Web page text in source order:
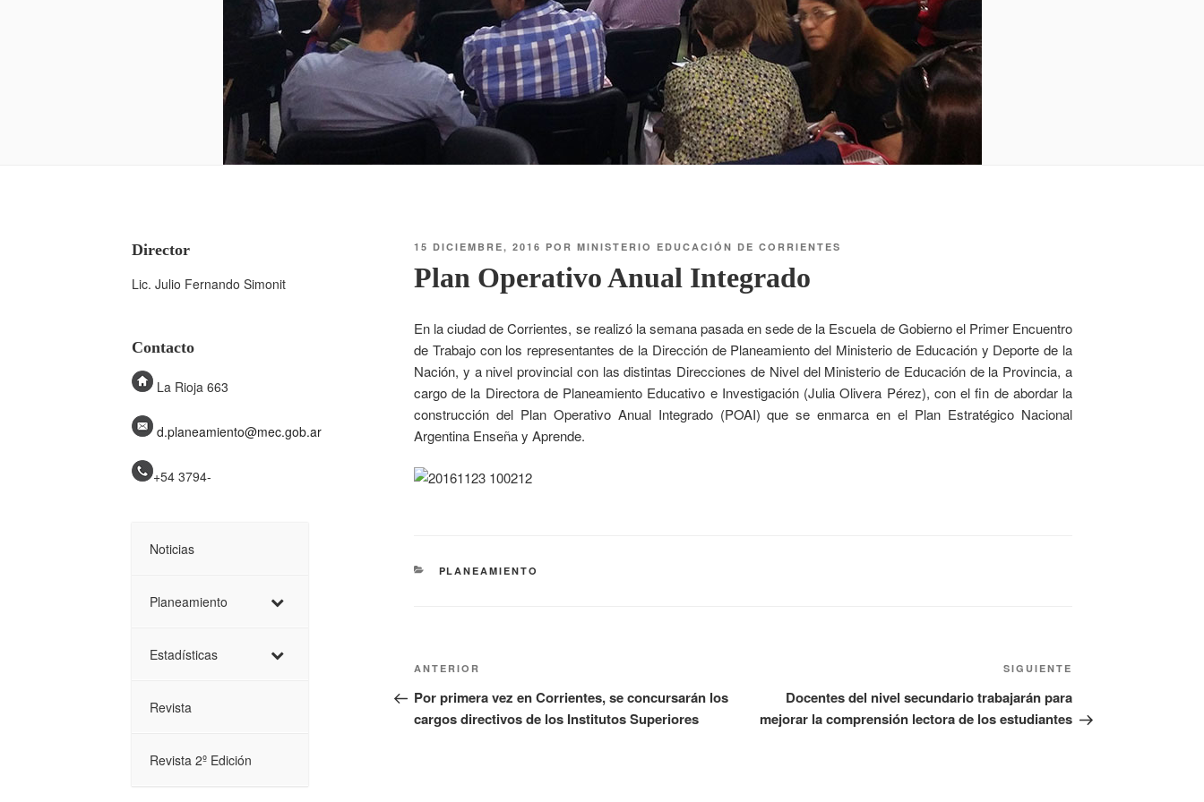
15 DICIEMBRE, 2016 POR MINISTERIO EDUCACIÓN DE CORRIENTES
Plan Operativo Anual Integrado
En la ciudad de Corrientes, se realizó la semana pasada en sede de la Escuela de Gobierno el Primer Encuentro
de Trabajo con los representantes de la Dirección de Planeamiento del Ministerio de Educación y Deporte de la
Nación, y a nivel provincial con las distintas Direcciones de Nivel del Ministerio de Educación de la Provincia, a
cargo de la Directora de Planeamiento Educativo e Investigación (Julia Olivera Pérez), con el fin de abordar la
construcción del Plan Operativo Anual Integrado (POAI) que se enmarca en el Plan Estratégico Nacional
Argentina Enseña y Aprende.
PLANEAMIENTO
ANTERIOR
Por primera vez en Corrientes, se concursarán los
cargos directivos de los Institutos Superiores
SIGUIENTE
Docentes del nivel secundario trabajarán para
mejorar la comprensión lectora de los estudiantes
Director
Lic. Julio Fernando Simonit
Contacto
La Rioja 663
d.planeamiento@mec.gob.ar
+54 3794-
Noticias
Planeamiento
Estadísticas
Revista
Revista 2º Edición